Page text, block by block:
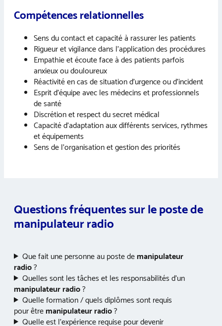
Compétences relationnelles
Sens du contact et capacité à rassurer les patients
Rigueur et vigilance dans l’application des procédures
Empathie et écoute face à des patients parfois
anxieux ou douloureux
Réactivité en cas de situation d’urgence ou d’incident
Esprit d’équipe avec les médecins et professionnels
de santé
Discrétion et respect du secret médical
Capacité d’adaptation aux différents services, rythmes
et équipements
Sens de l’organisation et gestion des priorités
Questions fréquentes sur le poste de
manipulateur radio
Que fait une personne au poste demanipulateur
radio?
Quelles sont les tâches et les responsabilités d’un
manipulateur radio?
Quelle formation / quels diplômes sont requis
pour êtremanipulateur radio?
Quelle est l’expérience requise pour devenir